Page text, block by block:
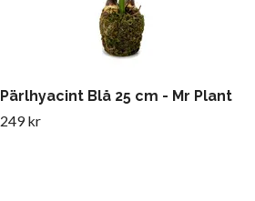
Pärlhyacint Blå 25 cm - Mr Plant
249 kr